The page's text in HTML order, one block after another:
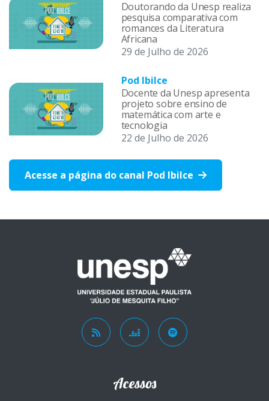
Doutorando da Unesp realiza
pesquisa comparativa com
romances da Literatura
Africana
29 de Julho de 2026
Pod Ibilce
Docente da Unesp apresenta
projeto sobre ensino de
matemática com arte e
tecnologia
22 de Julho de 2026
Acesse a página do canal Pod Ibilce
Acessos